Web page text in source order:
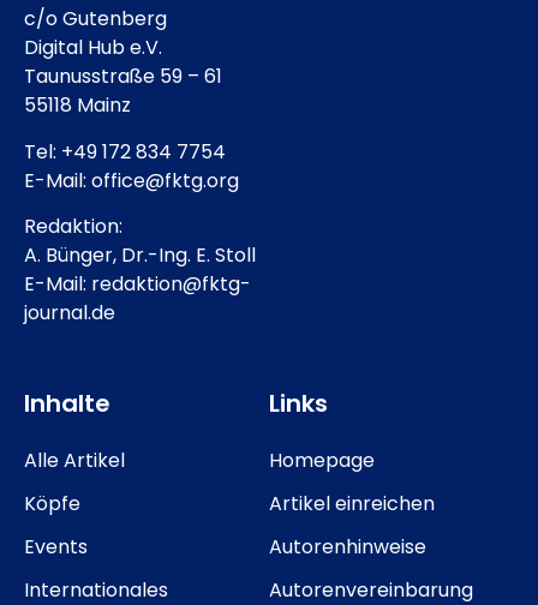
c/o Gutenberg
Digital Hub e.V.
Taunusstraße 59 – 61
55118 Mainz
Tel: +49 172 834 7754
E-Mail: office@fktg.org
Redaktion:
A. Bünger, Dr.-Ing. E. Stoll
E-Mail: redaktion@fktg-
journal.de
Inhalte
Alle Artikel
Köpfe
Events
Internationales
Links
Homepage
Artikel einreichen
Autorenhinweise
Autorenvereinbarung